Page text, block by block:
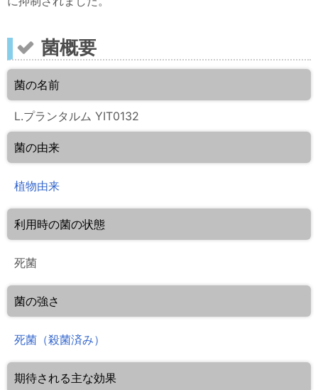
菌概要
菌の名前
L.プランタルム YIT0132
菌の由来
植物由来
利用時の菌の状態
死菌
菌の強さ
死菌（殺菌済み）
期待される主な効果